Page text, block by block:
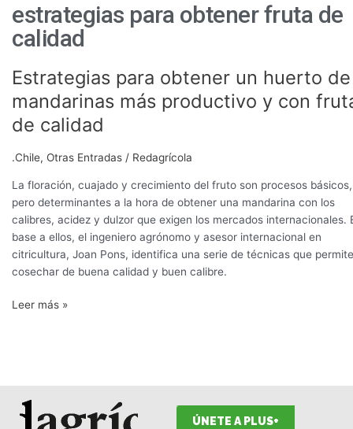
estrategias para obtener fruta de
calidad
Estrategias para obtener un huerto de
mandarinas más productivo y con
de calidad
.Chile, Otras Entradas / Redagrícola
La floración, cuajado y crecimiento del fruto son procesos básicos,
pero determinantes a la hora de obtener una mandarina con los
calibres, acidez y dulzor que exigen los mercados internacionales.
base a ellos, el ingeniero agrónomo y asesor internacional en
citricultura, Joan Pons, identifica una serie de técnicas que
cosechar de buena calidad y buen calibre.
Estrategias
obtener
un
de
mandarinas
productivo
y
con
calidad
Leer más »
ÚNETE A PLUS+